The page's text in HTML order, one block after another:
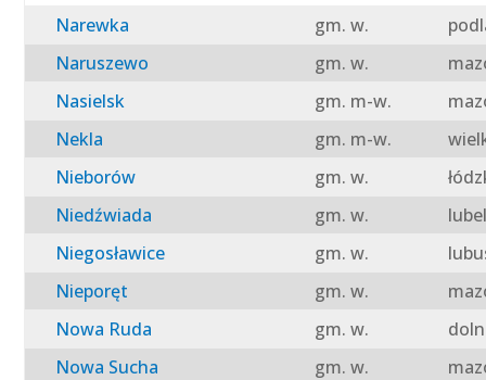
Narewka
gm. w.
Naruszewo
gm. w.
Nasielsk
gm. m-w.
Nekla
gm. m-w.
Nieborów
gm. w.
Niedźwiada
gm. w.
Niegosławice
gm. w.
Nieporęt
gm. w.
Nowa Ruda
gm. w.
Nowa Sucha
gm. w.